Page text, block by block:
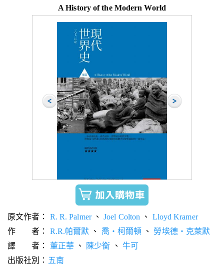
A History of the Modern World
原文作者： R. R. Palmer、Joel Colton 、 Lloyd Kramer
作 者： R.R.帕爾默 、 喬‧柯爾頓 、 勞埃德‧克萊默
譯 者： 董正華、 陳少衡 、 牛可
出版社別： 五南